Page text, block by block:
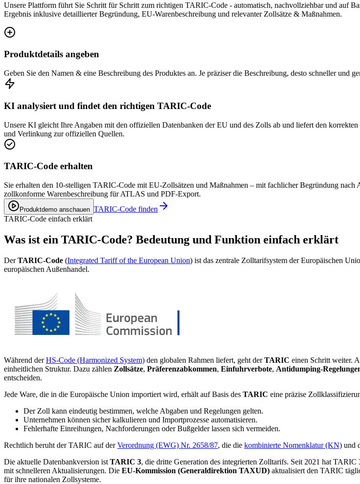
Unsere Plattform führt Sie Schritt für Schritt zum richtigen TARIC-Code - automatisch, nachvollziehbar und auf
Ergebnis inklusive detaillierter Begründung, EU-Warenbeschreibung und relevanter Zollsätze & Maßnahmen.
Produktdetails angeben
Geben Sie den Namen & eine Beschreibung des Produktes an. Je präziser die Beschreibung, desto schneller und
KI analysiert und findet den richtigen TARIC-Code
Unsere KI gleicht Ihre Angaben mit den offiziellen Datenbanken der EU und des Zolls ab und liefert den
und Verlinkung zur offiziellen Quellen.
TARIC-Code erhalten
Sie erhalten den 10-stelligen TARIC-Code mit EU-Zollsätzen und Maßnahmen – mit fachlicher Begründung
zollkonforme Warenbeschreibung für ATLAS und PDF-Export.
Produktdemo anschauen TARIC-Code finden
TARIC-Code einfach erklärt
Was ist ein TARIC-Code? Bedeutung und Funktion einfach erklärt
DerTARIC-Code (Integrated Tariff of the European Union) ist das zentrale Zolltarifsystem der Europäischen
europäischen Außenhandel.
Während derHS-Code (Harmonized System) den globalen Rahmen liefert, geht derTARIC einen Schritt weiter.
einheitlichen Struktur. Dazu zählen Zollsätze, Präferenzabkommen, Einfuhrverbote, Antidumping-
entscheiden.
Jede Ware, die in die Europäische Union importiert wird, erhält auf Basis des TARIC eine präzise
Der Zoll kann eindeutig bestimmen, welche Abgaben und Regelungen gelten.
Unternehmen können sicher kalkulieren und Importprozesse automatisieren.
Fehlerhafte Einreihungen, Nachforderungen oder Bußgelder lassen sich vermeiden.
Rechtlich beruht der TARIC auf der Verordnung (EWG) Nr. 2658/87, die die kombinierte Nomenklatur (KN) und
Die aktuelle Datenbankversion ist TARIC 3, die dritte Generation des integrierten Zolltarifs. Seit 2021 hat
mit schnelleren Aktualisierungen. Die EU-Kommission (Generaldirektion TAXUD) aktualisiert den TARIC
für ihre nationalen Zollsysteme.